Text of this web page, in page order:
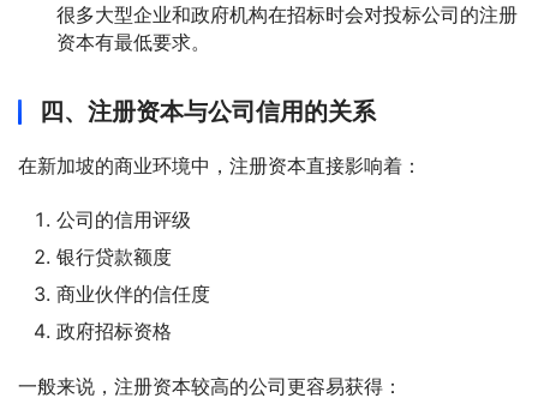
很多大型企业和政府机构在招标时会对投标公司的注册
资本有最低要求。
四、注册资本与公司信用的关系
在新加坡的商业环境中，注册资本直接影响着：
公司的信用评级
银行贷款额度
商业伙伴的信任度
政府招标资格
一般来说，注册资本较高的公司更容易获得：